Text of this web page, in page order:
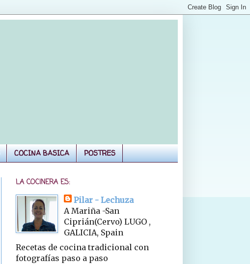
COCINA BASICA POSTRES
LA COCINERA ES:
Pilar - Lechuza
A Mariña -San
Ciprián(Cervo) LUGO ,
GALICIA, Spain
Recetas de cocina tradicional con
fotografías paso a paso